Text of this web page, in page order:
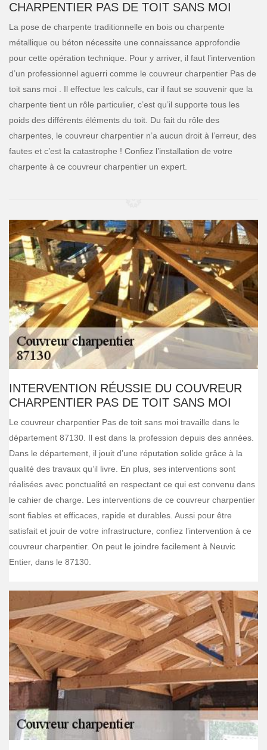
CHARPENTIER PAS DE TOIT SANS MOI
La pose de charpente traditionnelle en bois ou charpente
métallique ou béton nécessite une connaissance approfondie
pour cette opération technique. Pour y arriver, il faut l’intervention
d’un professionnel aguerri comme le couvreur charpentier Pas de
toit sans moi . Il effectue les calculs, car il faut se souvenir que la
charpente tient un rôle particulier, c’est qu’il supporte tous les
poids des différents éléments du toit. Du fait du rôle des
charpentes, le couvreur charpentier n’a aucun droit à l’erreur, des
fautes et c’est la catastrophe ! Confiez l’installation de votre
charpente à ce couvreur charpentier un expert.
INTERVENTION RÉUSSIE DU COUVREUR
CHARPENTIER PAS DE TOIT SANS MOI
Le couvreur charpentier Pas de toit sans moi travaille dans le
département 87130. Il est dans la profession depuis des années.
Dans le département, il jouit d’une réputation solide grâce à la
qualité des travaux qu’il livre. En plus, ses interventions sont
réalisées avec ponctualité en respectant ce qui est convenu dans
le cahier de charge. Les interventions de ce couvreur charpentier
sont fiables et efficaces, rapide et durables. Aussi pour être
satisfait et jouir de votre infrastructure, confiez l’intervention à ce
couvreur charpentier. On peut le joindre facilement à Neuvic
Entier, dans le 87130.